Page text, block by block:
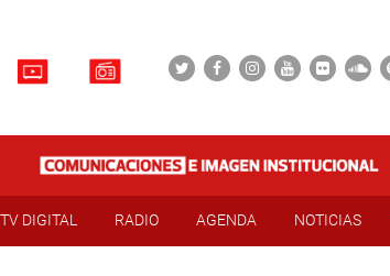
TV DIGITAL RADIO AGENDA NOTICIAS